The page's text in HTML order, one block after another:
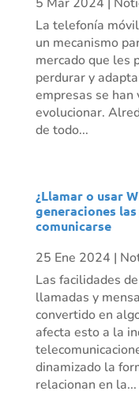
La telefonía
un mecanismo
mercado que les
perdurar y
empresas se han
evolucionar.
de todo...
¿Llamar o usar
generaciones
comunicarse
25 Ene 2024 |
Las facilidades
llamadas y
convertido en
afecta esto a la
dinamizado la
relacionan en la...